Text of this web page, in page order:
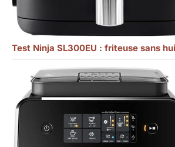
Test Ninja SL300EU : friteuse sans